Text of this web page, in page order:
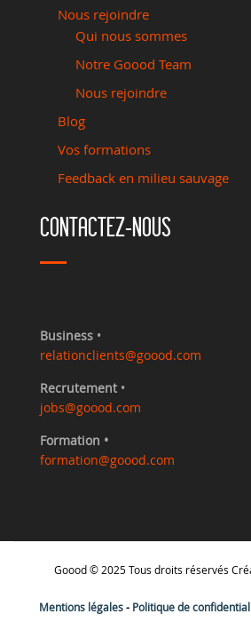
Nous rejoindre
Qui nous sommes
Notre Goood Team
Nous rejoindre
Blog
Vos formations
Feedback en milieu sauvage
CONTACTEZ-NOUS
Business •
relationclients@goood.com
Recrutement •
jobs@goood.com
Formation •
formation@goood.com
Goood © 2025 Tous droits réservés
Mentions légales- Politique de